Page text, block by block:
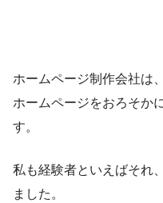
ホームページ制作会社は
ホームページをおろそか
す。
私も経験者といえばそれ
ました。